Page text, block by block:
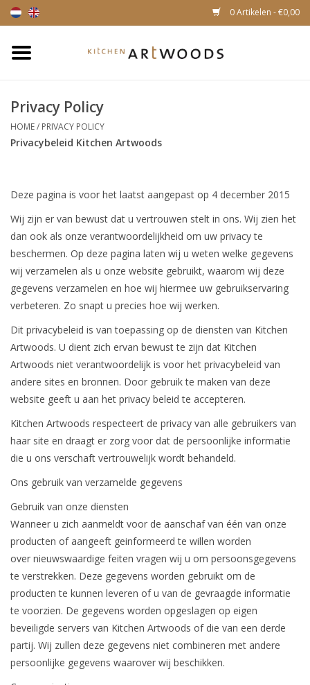
0 Artikelen - €0,00
Snijplanken
Kaasplankjes
messenhouders
Privacy Policy
HOME/ PRIVACY POLICY
Privacybeleid Kitchen Artwoods
Deze pagina is voor het laatst aangepast op 4 december 2015
Wij zijn er van bewust dat u vertrouwen stelt in ons. Wij zien het
dan ook als onze verantwoordelijkheid om uw privacy te
beschermen. Op deze pagina laten wij u weten welke gegevens
wij verzamelen als u onze website gebruikt, waarom wij deze
gegevens verzamelen en hoe wij hiermee uw gebruikservaring
verbeteren. Zo snapt u precies hoe wij werken.
Dit privacybeleid is van toepassing op de diensten van Kitchen
Artwoods. U dient zich ervan bewust te zijn dat Kitchen
Artwoods niet verantwoordelijk is voor het privacybeleid van
andere sites en bronnen. Door gebruik te maken van deze
website geeft u aan het privacy beleid te accepteren.
Kitchen Artwoods respecteert de privacy van alle gebruikers van
haar site en draagt er zorg voor dat de persoonlijke informatie
die u ons verschaft vertrouwelijk wordt behandeld.
Ons gebruik van verzamelde gegevens
Gebruik van onze diensten
Wanneer u zich aanmeldt voor de aanschaf van één van onze
producten of aangeeft geinformeerd te willen worden
over nieuwswaardige feiten vragen wij u om persoonsgegevens
te verstrekken. Deze gegevens worden gebruikt om de
producten te kunnen leveren of u van de gevraagde informatie
te voorzien. De gegevens worden opgeslagen op eigen
beveiligde servers van Kitchen Artwoods of die van een derde
partij. Wij zullen deze gegevens niet combineren met andere
persoonlijke gegevens waarover wij beschikken.